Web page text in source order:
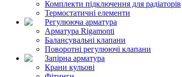
Комплекти підключення для радіаторів
Термостатичні елементи
Регулююча арматура
Арматура Rigamonti
Балансувальні клапани
Поворотні регулюючі клапани
Запірна арматура
Крани кульові